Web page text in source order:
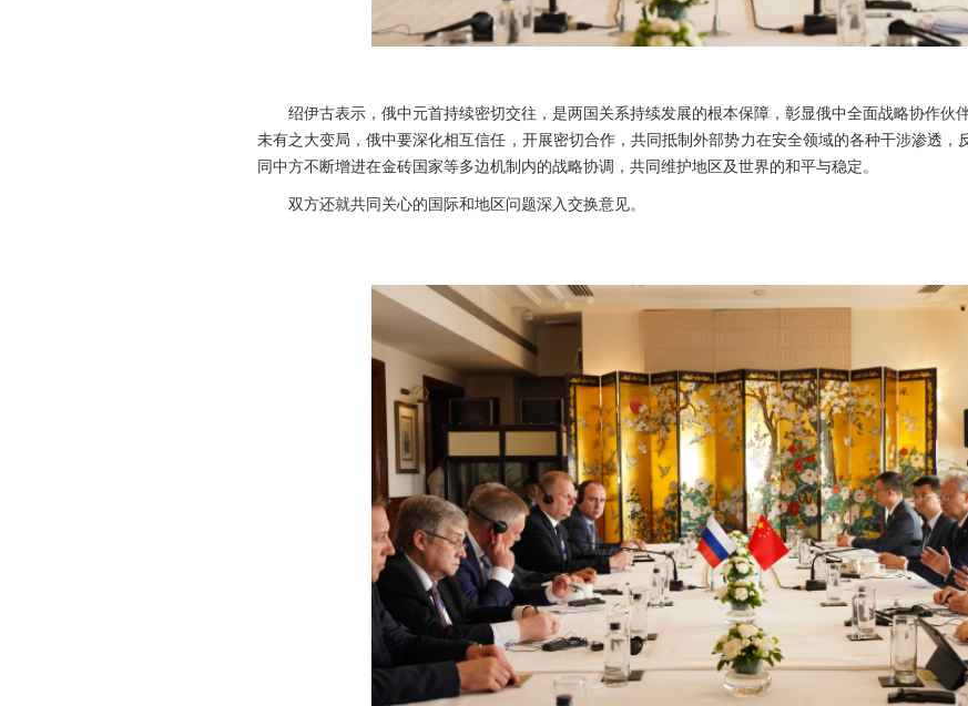
绍伊古表示，俄中元首持续密切交往，是两国关系持续发展的根本保障，彰显俄中全面战略协作伙
未有之大变局，俄中要深化相互信任，开展密切合作，共同抵制外部势力在安全领域的各种干涉渗透，
同中方不断增进在金砖国家等多边机制内的战略协调，共同维护地区及世界的和平与稳定。
双方还就共同关心的国际和地区问题深入交换意见。